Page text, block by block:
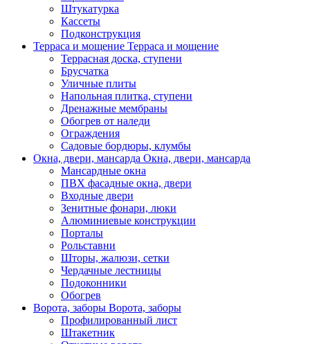
Штукатурка
Кассеты
Подконструкция
Терраса и мощение Терраса и мощение
Террасная доска, ступени
Брусчатка
Уличные плиты
Напольная плитка, ступени
Дренажные мембраны
Обогрев от наледи
Ограждения
Садовые бордюры, клумбы
Окна, двери, мансарда Окна, двери, мансарда
Мансардные окна
ПВХ фасадные окна, двери
Входные двери
Зенитные фонари, люки
Алюминиевые конструкции
Порталы
Рольставни
Шторы, жалюзи, сетки
Чердачные лестницы
Подоконники
Обогрев
Ворота, заборы Ворота, заборы
Профилированный лист
Штакетник